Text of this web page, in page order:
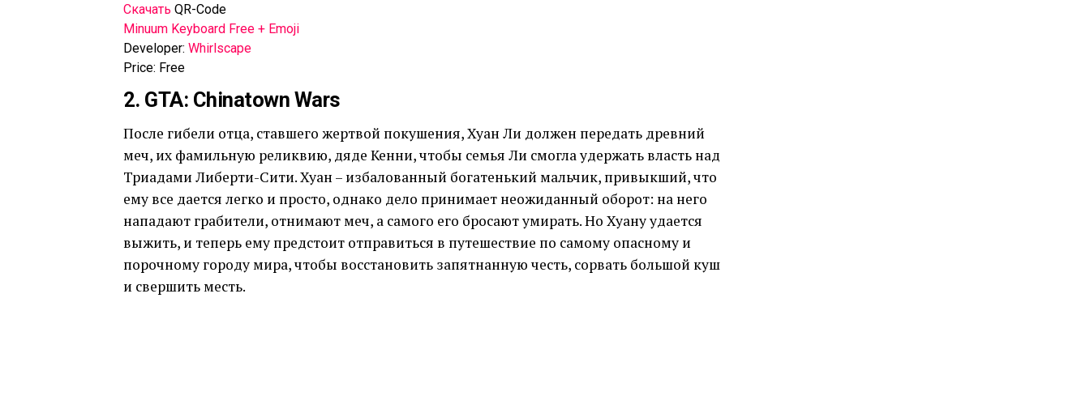
Скачать QR-Code
Minuum Keyboard Free + Emoji
Developer: Whirlscape
Price: Free
2. GTA: Chinatown Wars
После гибели отца, ставшего жертвой покушения, Хуан Ли должен передать древний
меч, их фамильную реликвию, дяде Кенни, чтобы семья Ли смогла удержать власть над
Триадами Либерти-Сити. Хуан – избалованный богатенький мальчик, привыкший, что
ему все дается легко и просто, однако дело принимает неожиданный оборот: на него
нападают грабители, отнимают меч, а самого его бросают умирать. Но Хуану удается
выжить, и теперь ему предстоит отправиться в путешествие по самому опасному и
порочному городу мира, чтобы восстановить запятнанную честь, сорвать большой куш
и свершить месть.